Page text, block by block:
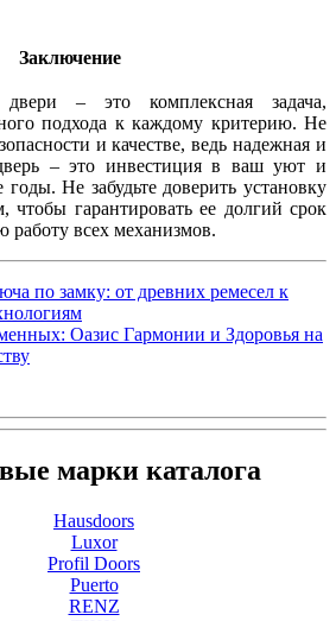
Заключение
– это комплексная задача,
подхода к каждому критерию. Не
и качестве, ведь надежная и
– это инвестиция в ваш уют и
годы. Не забудьте доверить установку
чтобы гарантировать ее долгий срок
всех механизмов.
по замку: от древних ремесел к
Оазис Гармонии и Здоровья на
марки каталога
Hausdoors
Luxor
Profil Doors
Puerto
RENZ